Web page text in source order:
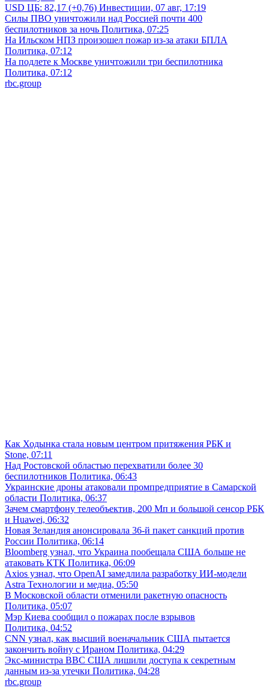
USD ЦБ: 82,17 (+0,76) Инвестиции, 07 авг, 17:19
Силы ПВО уничтожили над Россией почти 400
беспилотников за ночь Политика, 07:25
На Ильском НПЗ произошел пожар из-за атаки БПЛА
Политика, 07:12
На подлете к Москве уничтожили три беспилотника
Политика, 07:12
rbc.group
Как Ходынка стала новым центром притяжения РБК и
Stone, 07:11
Над Ростовской областью перехватили более 30
беспилотников Политика, 06:43
Украинские дроны атаковали промпредприятие в Самарской
области Политика, 06:37
Зачем смартфону телеобъектив, 200 Мп и большой сенсор РБК
и Huawei, 06:32
Новая Зеландия анонсировала 36-й пакет санкций против
России Политика, 06:14
Bloomberg узнал, что Украина пообещала США больше не
атаковать КТК Политика, 06:09
Axios узнал, что OpenAI замедлила разработку ИИ-модели
Astra Технологии и медиа, 05:50
В Московской области отменили ракетную опасность
Политика, 05:07
Мэр Киева сообщил о пожарах после взрывов
Политика, 04:52
CNN узнал, как высший военачальник США пытается
закончить войну с Ираном Политика, 04:29
Экс-министра ВВС США лишили доступа к секретным
данным из-за утечки Политика, 04:28
rbc.group